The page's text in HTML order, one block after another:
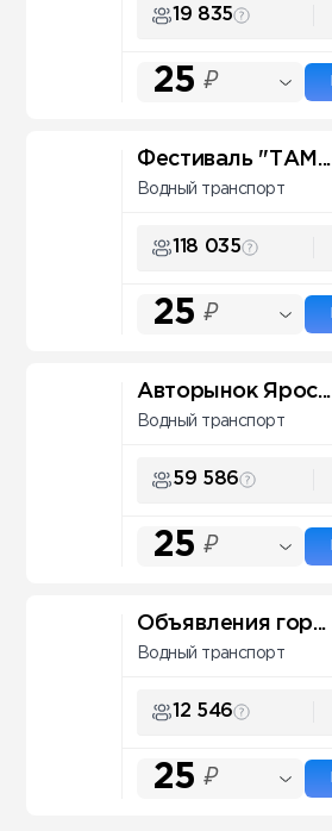
19 835
25 ₽
Фестиваль "ТАМ...
Водный транспорт
118 035
25 ₽
Авторынок Ярос...
Водный транспорт
59 586
25 ₽
Объявления гор...
Водный транспорт
12 546
25 ₽